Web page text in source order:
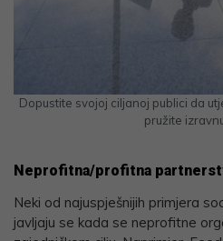
Dopustite svojoj ciljanoj publici da
pružite
Neprofitna/profitna
Neki od najuspješnijih primjera
javljaju se kada se neprofitne